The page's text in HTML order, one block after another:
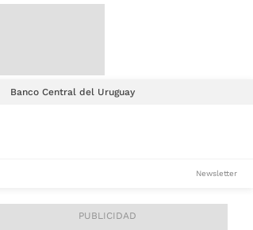
Banco Central del Uruguay
Newsletter